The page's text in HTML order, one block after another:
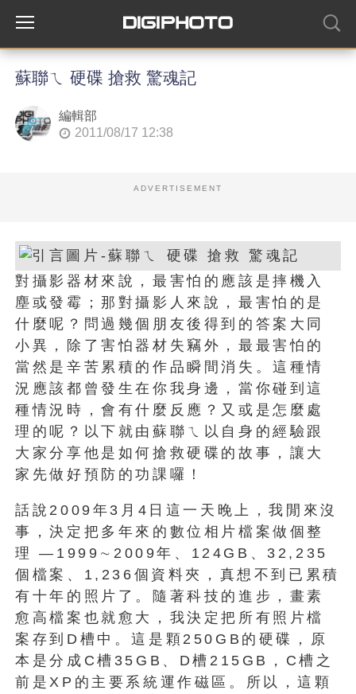
蘇聯ㄟ 硬碟 搶救 驚魂記
編輯部
2011/08/17 12:38
ADVERTISEMENT
對攝影器材來說，最害怕的應該是摔機入
塵或發霉；那對攝影人來說，最害怕的是
什麼呢？問過幾個朋友後得到的答案大同
小異，除了害怕器材失竊外，最最害怕的
當然是辛苦累積的作品瞬間消失。這種情
況應該都曾發生在你我身邊，當你碰到這
種情況時，會有什麼反應？又或是怎麼處
理的呢？以下就由蘇聯ㄟ以自身的經驗跟
大家分享他是如何搶救硬碟的故事，讓大
家先做好預防的功課囉！
話說2009年3月4日這一天晚上，我閒來沒
事，決定把多年來的數位相片檔案做個整
理 —1999∼2009年、124GB、32,235
個檔案、1,236個資料夾，真想不到已累積
有十年的照片了。隨著科技的進步，畫素
愈高檔案也就愈大，我決定把所有照片檔
案存到D槽中。這是顆250GB的硬碟，原
本是分成C槽35GB、D槽215GB，C槽之
前是XP的主要系統運作磁區。所以，這顆